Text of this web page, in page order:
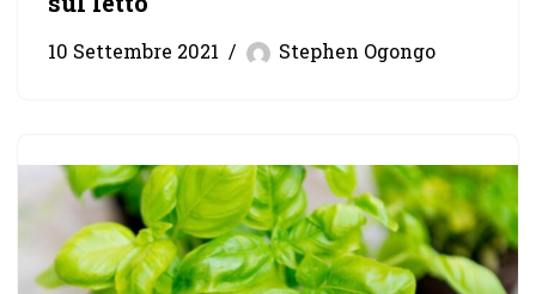
10 Settembre 2021 Stephen Ogongo